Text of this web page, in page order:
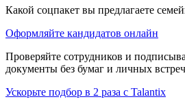
Какой соцпакет вы предлагаете
Оформляйте кандидатов онлайн
Проверяйте сотрудников и
документы без бумаг и личных встреч
Ускорьте подбор в 2 раза с Talantix